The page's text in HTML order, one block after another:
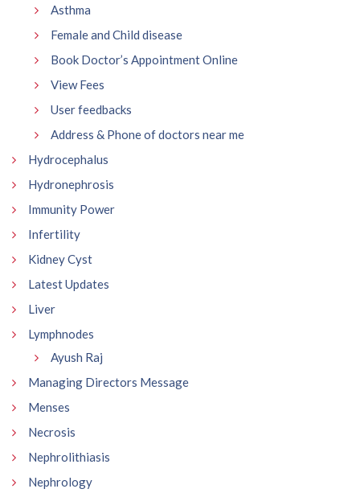
Asthma
Female and Child disease
Book Doctor’s Appointment Online
View Fees
User feedbacks
Address & Phone of doctors near me
Hydrocephalus
Hydronephrosis
Immunity Power
Infertility
Kidney Cyst
Latest Updates
Liver
Lymphnodes
Ayush Raj
Managing Directors Message
Menses
Necrosis
Nephrolithiasis
Nephrology